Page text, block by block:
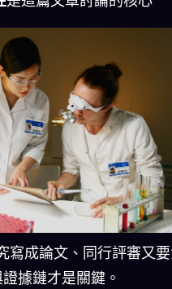
寫成論文、同行評審又
據鏈才是關鍵。